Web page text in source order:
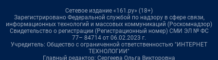
Сетевое издание «161.ру» (18+)
Зарегистрировано Федеральной службой по надзору в сфере связи,
информационных технологий и массовых коммуникаций (Роскомнадзор)
Свидетельство о регистрации (Регистрационный номер) СМИ ЭЛ № ФС
77– 84714 от 06.02.2023 г.
Учредитель: Общество с ограниченной ответственностью "ИНТЕРНЕТ
ТЕХНОЛОГИИ"
Главный редактор: Сергеева Ольга Викторовна